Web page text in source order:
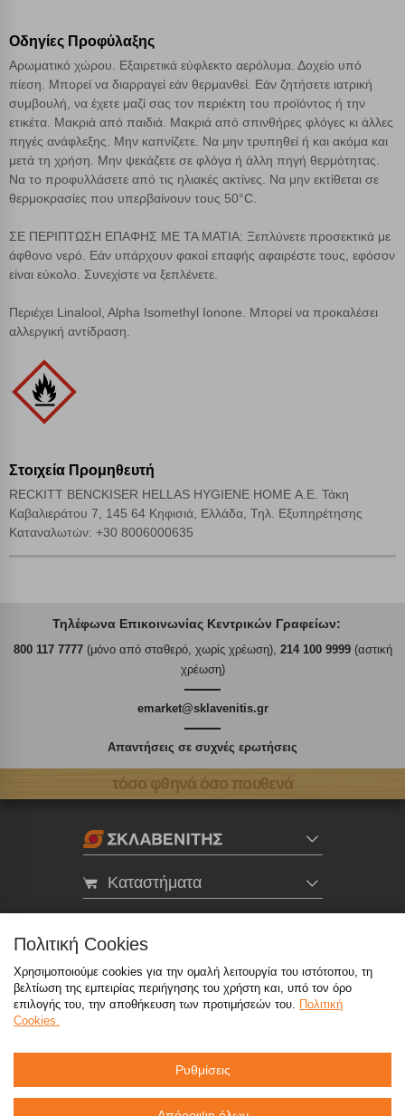
Οδηγίες Προφύλαξης
Αρωματικό χώρου. Εξαιρετικά εύφλεκτο αερόλυμα. Δοχείο υπό
πίεση. Μπορεί να διαρραγεί εάν θερμανθεί. Εάν ζητήσετε ιατρική
συμβουλή, να έχετε μαζί σας τον περιέκτη του προϊόντος ή την
ετικέτα. Μακριά από παιδιά. Μακριά από σπινθήρες φλόγες κι άλλες
πηγές ανάφλεξης. Μην καπνίζετε. Να μην τρυπηθεί ή και ακόμα και
μετά τη χρήση. Μην ψεκάζετε σε φλόγα ή άλλη πηγή θερμότητας.
Να το προφυλλάσετε από τις ηλιακές ακτίνες. Να μην εκτίθεται σε
θερμοκρασίες που υπερβαίνουν τους 50°C.
ΣΕ ΠΕΡΙΠΤΩΣΗ ΕΠΑΦΗΣ ΜΕ ΤΑ ΜΑΤΙΑ: Ξεπλύνετε προσεκτικά με
άφθονο νερό. Εάν υπάρχουν φακοί επαφής αφαιρέστε τους, εφόσον
είναι εύκολο. Συνεχίστε να ξεπλένετε.
Περιέχει Linalool, Alpha Isomethyl Ionone. Μπορεί να προκαλέσει
αλλεργική αντίδραση.
Στοιχεία Προμηθευτή
RECKITT BENCKISER HELLAS HYGIENE HOME Α.Ε. Τάκη
Καβαλιεράτου 7, 145 64 Κηφισιά, Ελλάδα, Τηλ. Εξυπηρέτησης
Καταναλωτών: +30 8006000635
Τηλέφωνα Επικοινωνίας Κεντρικών Γραφείων:
800 117 7777(μόνο από σταθερό, χωρίς χρέωση), 214 100 9999(αστική
χρέωση)
emarket@sklavenitis.gr
Απαντήσεις σε συχνές ερωτήσεις
τόσο φθηνά όσο πουθενά
Καταστήματα
800 117 7777 (μόνο από σταθερό, χωρίς χρέωση),
214 100 9999 (αστική χρέωση)
©2026 Όροι Χρήσης Πολιτική Απορρήτου
Πολιτική Cookies
Χρησιμοποιούμε cookies για την ομαλή λειτουργία του ιστότοπου, τη
βελτίωση της εμπειρίας περιήγησης του χρήστη και, υπό τον όρο
επιλογής του, την αποθήκευση των προτιμήσεών του. Πολιτική
Cookies.
Ρυθμίσεις
Αποδοχή όλων